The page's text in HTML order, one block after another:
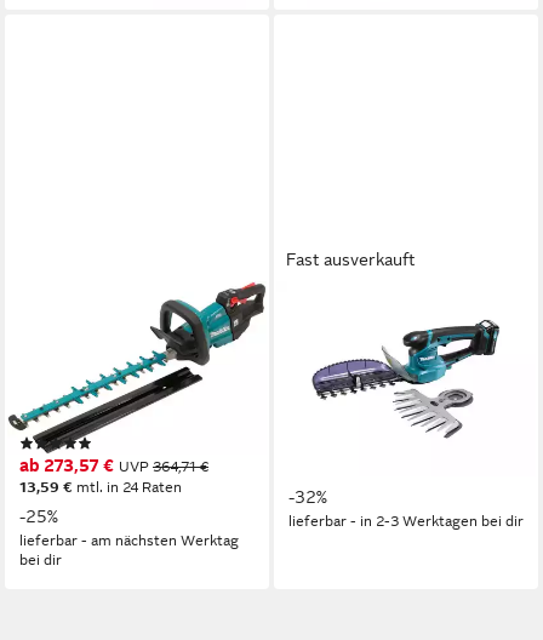
Akku-Heckenschere
DUH502Z, 50 cm
Schnittlänge, ohne Akku und
Ladegerät
ab 273,57 € UVP 364,71 €
13,59 € mtl. in 24 Raten
-25%
lieferbar - am nächsten Werktag
bei dir
Fast ausverkauft
Akku-Strauchschere
UH201DWAX, (Set, 4 St.,
Strauchschere mit Akku und
-32%
lieferbar - in 2-3 Werktagen bei dir